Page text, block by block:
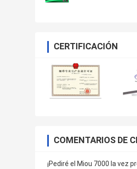
CERTIFICACIÓN
COMENTARIOS DE
¡Pediré el Miou 7000 la vez